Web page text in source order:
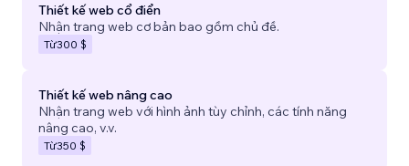
Thiết kế web cổ điển
Nhận trang web cơ bản bao gồm chủ đề.
Từ300 $
Thiết kế web nâng cao
Nhận trang web với hình ảnh tùy chỉnh, các tính năng
nâng cao, v.v.
Từ350 $